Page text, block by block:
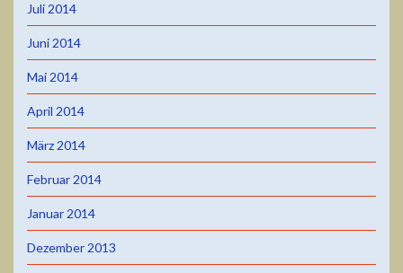
Juli 2014
Juni 2014
Mai 2014
April 2014
März 2014
Februar 2014
Januar 2014
Dezember 2013